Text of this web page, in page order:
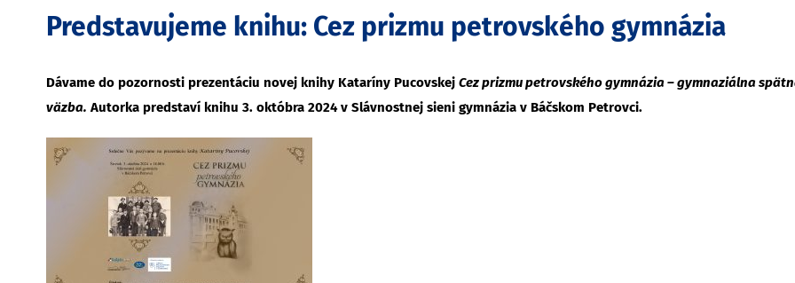
Predstavujeme knihu: Cez prizmu petrovského gymnázia
Dávame do pozornosti prezentáciu novej knihy Kataríny Pucovskej Cez prizmu petrovského gymnázia – gymnaziálna
väzba. Autorka predstaví knihu 3. októbra 2024 v Slávnostnej sieni gymnázia v Báčskom Petrovci.